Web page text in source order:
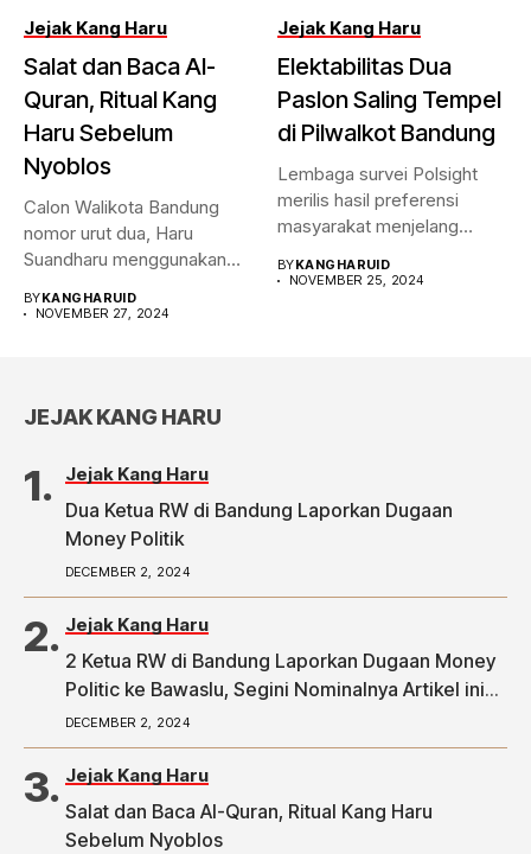
Jejak Kang Haru
Salat dan Baca Al-
Quran, Ritual Kang
Haru Sebelum
Nyoblos
Calon Walikota Bandung
nomor urut dua, Haru
Suandharu menggunakan
BYKANGHARUID
NOVEMBER 27, 2024
Jejak Kang Haru
Elektabilitas Dua
Paslon Saling Tempel
di Pilwalkot Bandung
Lembaga survei Polsight
merilis hasil preferensi
masyarakat menjelang
Hasilnya,...
BYKANGHARUID
NOVEMBER 25, 2024
JEJAK KANG HARU
Jejak Kang Haru
Dua Ketua RW di Bandung Laporkan Dugaan
Money Politik
DECEMBER 2, 2024
Jejak Kang Haru
2 Ketua RW di Bandung Laporkan Dugaan Money
Politic ke Bawaslu, Segini Nominalnya Artikel ini
telah tayang di Tribunpriangan.com dengan judul
2 Ketua RW di Bandung Laporkan Dugaan Money
Politic ke Bawaslu, Segini Nominalnya,
https://priangan.tribunnews.com/2024/11/30/2-
ketua-rw-di-bandung-laporkan-dugaan-money-
DECEMBER 2, 2024
Jejak Kang Haru
Salat dan Baca Al-Quran, Ritual Kang Haru
Sebelum Nyoblos